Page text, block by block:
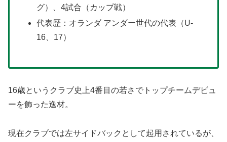
グ）、4試合（カップ戦）
代表歴：オランダ アンダー世代の代表（U-
16、17）
16歳というクラブ史上4番目の若さでトップチームデビュ
ーを飾った逸材。
現在クラブでは左サイドバックとして起用されているが、